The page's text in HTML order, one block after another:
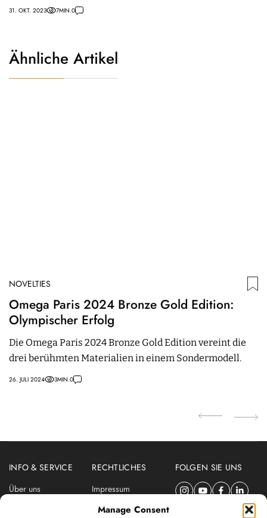
Manage Consent
31. OKT. 2023 7MIN.0
Ähnliche Artikel
NOVELTIES
Omega Paris 2024 Bronze Gold Edition:
Olympischer Erfolg
Die Omega Paris 2024 Bronze Gold Edition vereint die
drei berühmten Materialien in einem Sondermodell.
26. JULI 2024 3MIN.0
INFO & SERVICE
Über uns
RECHTLICHES
Impressum
Datenschutzerklärung
FOLGEN SIE UNS